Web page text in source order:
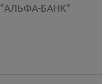
"АЛЬФА-БАНК"